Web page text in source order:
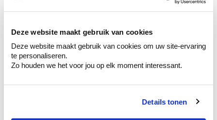
Deze website maakt gebruik van cookies
Deze website maakt gebruik van cookies om uw site-ervaring
te personaliseren.
Zo houden we het voor jou op elk moment interessant.
Details tonen
te verfijnen.
Krijg persoonlijk advies om kleuren te
combineren.